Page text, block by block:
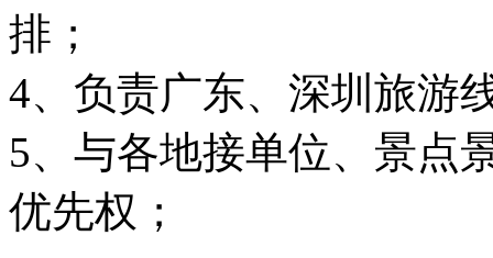
排；
4、负责广东、深圳旅游
5、与各地接单位、景点
优先权；